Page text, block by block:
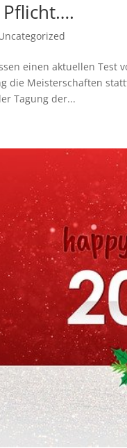
Pflicht….
einen aktuellen Test
die Meisterschaften
Tagung der...